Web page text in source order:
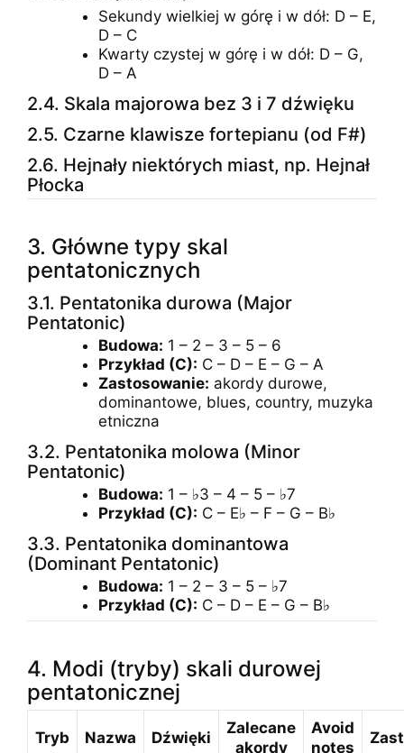
Sekundy wielkiej w górę i w dół: D – E,
D – C
Kwarty czystej w górę i w dół: D – G,
D – A
2.4. Skala majorowa bez 3 i 7 dźwięku
2.5. Czarne klawisze fortepianu (od F#)
2.6. Hejnały niektórych miast, np. Hejnał
Płocka
3. Główne typy skal
pentatonicznych
3.1. Pentatonika durowa (Major
Pentatonic)
Budowa: 1 – 2 – 3 – 5 – 6
Przykład (C): C – D – E – G – A
Zastosowanie: akordy durowe,
dominantowe, blues, country, muzyka
etniczna
3.2. Pentatonika molowa (Minor
Pentatonic)
Budowa: 1 – ♭3 – 4 – 5 – ♭7
Przykład (C): C – E♭ – F – G – B♭
3.3. Pentatonika dominantowa
(Dominant Pentatonic)
Budowa: 1 – 2 – 3 – 5 – ♭7
Przykład (C): C – D – E – G – B♭
4. Modi (tryby) skali durowej
pentatonicznej
Tryb Nazwa Dźwięki
Zalecane
akordy
Avoid
notes